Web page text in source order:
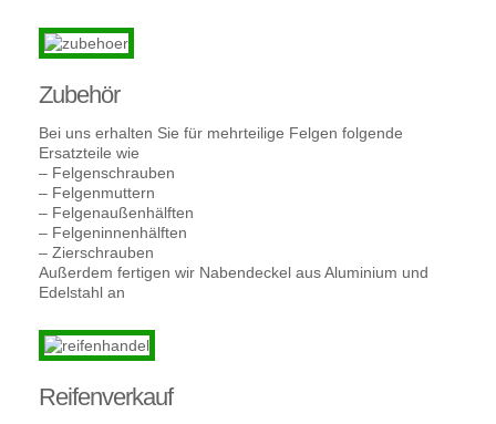
Zubehör
Bei uns erhalten Sie für mehrteilige Felgen folgende
Ersatzteile wie
– Felgenschrauben
– Felgenmuttern
– Felgenaußenhälften
– Felgeninnenhälften
– Zierschrauben
Außerdem fertigen wir Nabendeckel aus Aluminium und
Edelstahl an
Reifenverkauf